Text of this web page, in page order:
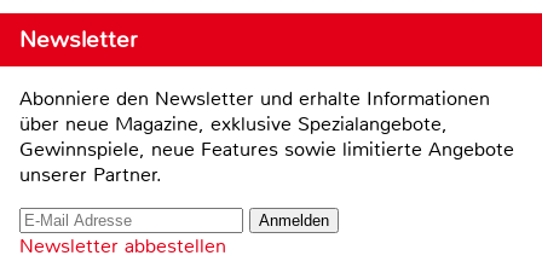
Newsletter
Abonniere den Newsletter und erhalte Informationen
über neue Magazine, exklusive Spezialangebote,
Gewinnspiele, neue Features sowie limitierte Angebote
unserer Partner.
Newsletter abbestellen